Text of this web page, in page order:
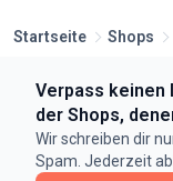
Startseite Shops
Verpass keinen
der Shops,
Wir schreiben dir
Spam. Jederzeit